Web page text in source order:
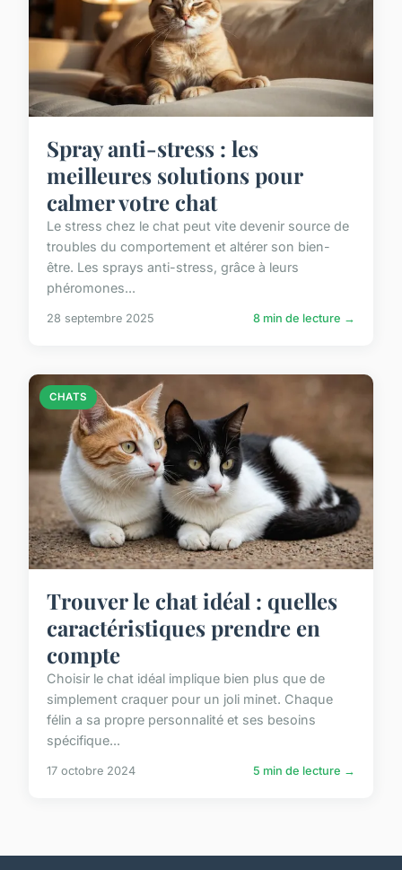
Spray anti-stress : les
meilleures solutions pour
calmer votre chat
Le stress chez le chat peut vite devenir source de
troubles du comportement et altérer son bien-
être. Les sprays anti-stress, grâce à leurs
phéromones...
28 septembre 2025 8 min de lecture →
CHATS
Trouver le chat idéal : quelles
caractéristiques prendre en
compte
Choisir le chat idéal implique bien plus que de
simplement craquer pour un joli minet. Chaque
félin a sa propre personnalité et ses besoins
spécifique...
17 octobre 2024 5 min de lecture →